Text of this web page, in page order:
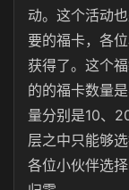
动。这个活动
要的福卡，各
获得了。这个
的的福卡数量
量分别是10、
层之中只能够
各位小伙伴选